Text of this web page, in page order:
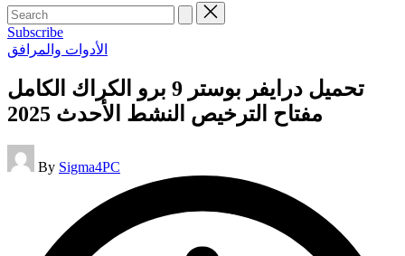
Search
for:
Subscribe
Posted
الأدوات والمرافق
تحميل درايفر بوستر 9 برو الكراك الكامل
مفتاح الترخيص النشط الأحدث 2025
Posted
by
By Sigma4PC